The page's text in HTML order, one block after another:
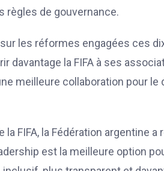
règles de gouvernance.
les réformes engagées ces
davantage la FIFA à ses
meilleure collaboration pour le
la FIFA, la Fédération argentine
est la meilleure option